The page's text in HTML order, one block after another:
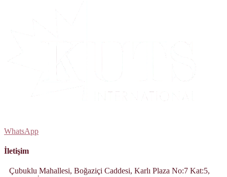
WhatsApp
İletişim
Çubuklu Mahallesi, Boğaziçi Caddesi, Karlı Plaza No:7 Kat:5,